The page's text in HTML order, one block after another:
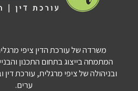
משרדה של עורכת הדין ציפי
המתמחה בייצוג בתחום התכנון
ובניהולה של ציפי מרגלית, עורכת דין
ערים.